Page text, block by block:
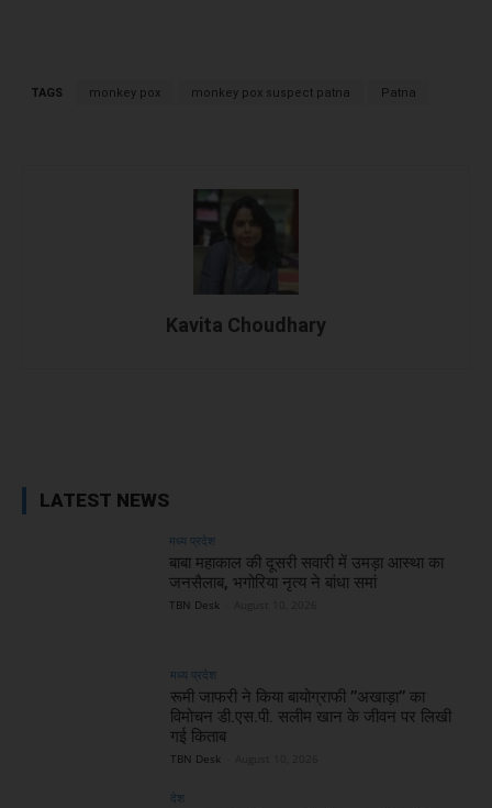
TAGS monkey pox monkey pox suspect patna Patna
Kavita Choudhary
LATEST NEWS
मध्य प्रदेश
बाबा महाकाल की दूसरी सवारी में उमड़ा आस्था का
जनसैलाब, भगोरिया नृत्य ने बांधा समां
TBN Desk
मध्य प्रदेश
रूमी जाफरी ने किया बायोग्राफी ’’अखाड़ा’’ का
विमोचन डी.एस.पी. सलीम खान के जीवन पर लिखी
गई किताब
TBN Desk
देश